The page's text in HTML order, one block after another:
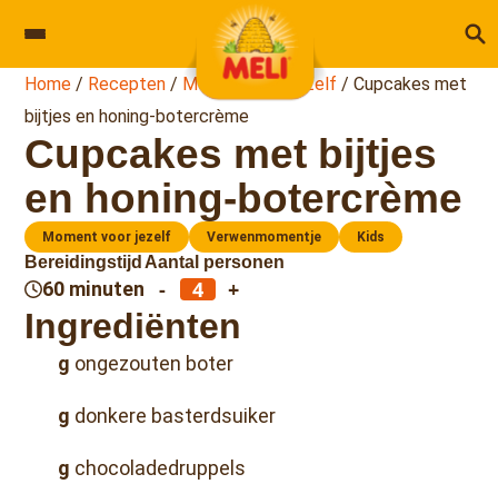
Home/ Recepten/ Moment voor jezelf / Cupcakes met
bijtjes en honing-botercrème
Cupcakes met bijtjes
en honing-botercrème
Moment voor jezelf Verwenmomentje Kids
Bereidingstijd
60 minuten
Aantal personen
- +
Ingrediënten
g ongezouten boter
g donkere basterdsuiker
g chocoladedruppels